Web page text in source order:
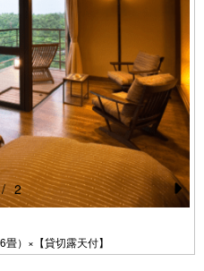
）×【貸切露天付】
N
/ 2